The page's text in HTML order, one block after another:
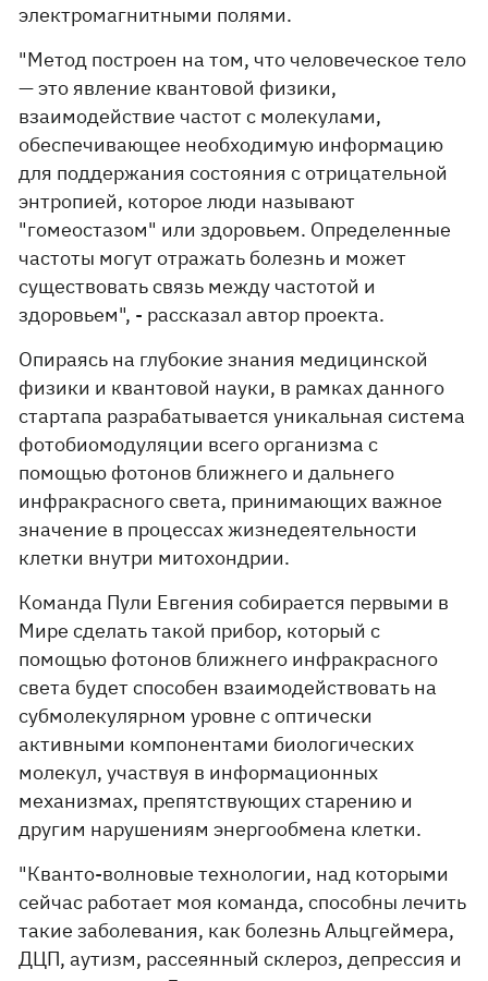
электромагнитными полями.
"Метод построен на том, что человеческое тело
— это явление квантовой физики,
взаимодействие частот с молекулами,
обеспечивающее необходимую информацию
для поддержания состояния с отрицательной
энтропией, которое люди называют
"гомеостазом" или здоровьем. Определенные
частоты могут отражать болезнь и может
существовать связь между частотой и
здоровьем", - рассказал автор проекта.
Опираясь на глубокие знания медицинской
физики и квантовой науки, в рамках данного
стартапа разрабатывается уникальная система
фотобиомодуляции всего организма с
помощью фотонов ближнего и дальнего
инфракрасного света, принимающих важное
значение в процессах жизнедеятельности
клетки внутри митохондрии.
Команда Пули Евгения собирается первыми в
Мире сделать такой прибор, который с
помощью фотонов ближнего инфракрасного
света будет способен взаимодействовать на
субмолекулярном уровне с оптически
активными компонентами биологических
молекул, участвуя в информационных
механизмах, препятствующих старению и
другим нарушениям энергообмена клетки.
"Кванто-волновые технологии, над которыми
сейчас работает моя команда, способны лечить
такие заболевания, как болезнь Альцгеймера,
ДЦП, аутизм, рассеянный склероз, депрессия и